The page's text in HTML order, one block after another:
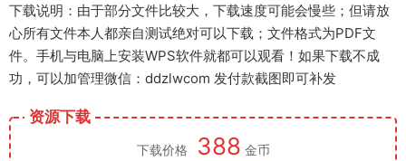
下载说明：由于部分文件比较大，下载速度可能会慢些；但请放
心所有文件本人都亲自测试绝对可以下载；文件格式为PDF文
件。手机与电脑上安装WPS软件就都可以观看！如果下载不成
功，可以加管理微信：ddzlwcom 发付款截图即可补发
资源下载
下载价格 388 金币